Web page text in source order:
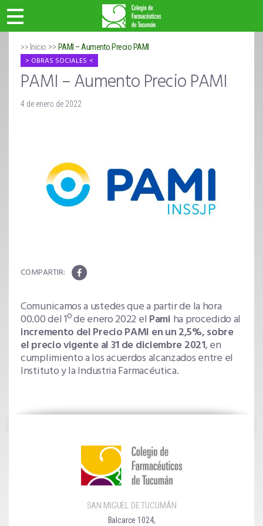
>> Inicio >> PAMI – Aumento Precio PAMI
OBRAS SOCIALES
PAMI – Aumento Precio PAMI
4 de enero de 2022
Comunicamos a ustedes que a partir de la hora
00.00 del 1º de enero 2022 el Pami ha procedido al
incremento del Precio PAMI en un 2,5%, sobre
el precio vigente al 31 de diciembre 2021, en
cumplimiento a los acuerdos alcanzados entre el
Instituto y la Industria Farmacéutica.
SAN MIGUEL DE TUCUMÁN
Balcarce 1024,